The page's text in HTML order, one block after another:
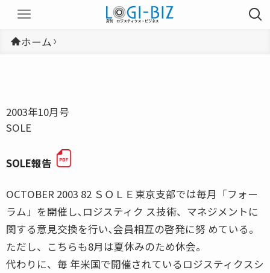
ホーム
2003年10月号
SOLE
SOLE報告
OCTOBER 2003 82 ＳＯＬＥ東京支部では毎月「フォー
ラム」を開催し､ロジスティク ス技術、マネジメントに
関する意見交換を行い､会員相互の啓発に努 めている。
ただし、こちらも8月は夏休みのため休会。
代わりに、毎 年米国で開催されているロジスティクスシ